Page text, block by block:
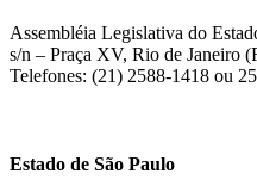
Assembléia Legislativa do
s/n – Praça XV, Rio de Janeiro
Telefones: (21) 2588-1418 ou
Estado de São Paulo